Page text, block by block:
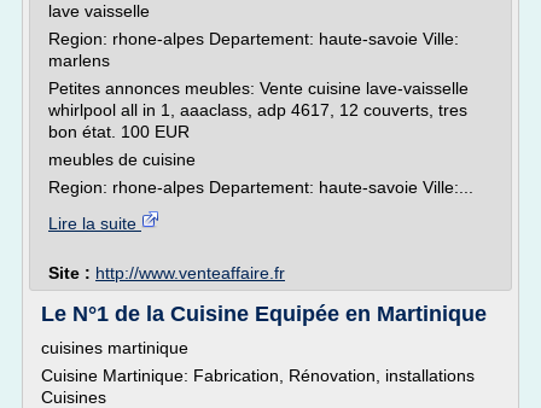
lave vaisselle
Region: rhone-alpes Departement: haute-savoie Ville:
marlens
Petites annonces meubles: Vente cuisine lave-vaisselle
whirlpool all in 1, aaaclass, adp 4617, 12 couverts, tres
bon état. 100 EUR
meubles de cuisine
Region: rhone-alpes Departement: haute-savoie Ville:...
Lire la suite
Site : http://www.venteaffaire.fr
Le N°1 de la Cuisine Equipée en Martinique
cuisines martinique
Cuisine Martinique: Fabrication, Rénovation, installations
Cuisines